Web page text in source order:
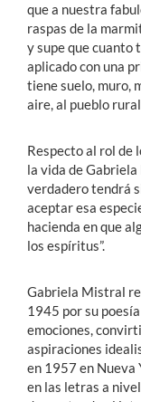
que a nuestra
raspas de la
y supe que cuanto
aplicado con una
tiene suelo, muro,
aire, al pueblo
Respecto al rol de
la vida de
verdadero tendrá
aceptar esa
hacienda en que
los espíritus”.
Gabriela Mistral
1945 por su
emociones,
aspiraciones
en 1957 en Nueva
en las letras a